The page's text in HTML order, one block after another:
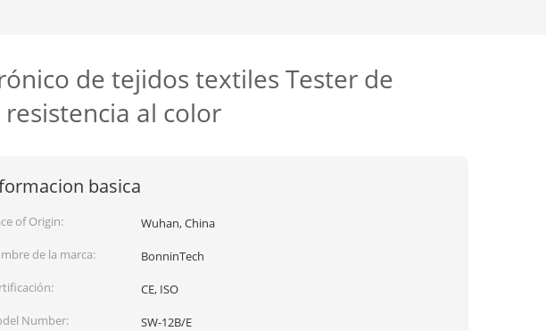
de tejidos textiles Tester de
al color
basica
of Origin:
Wuhan, China
de la marca:
BonninTech
CE, ISO
Number:
SW-12B/E